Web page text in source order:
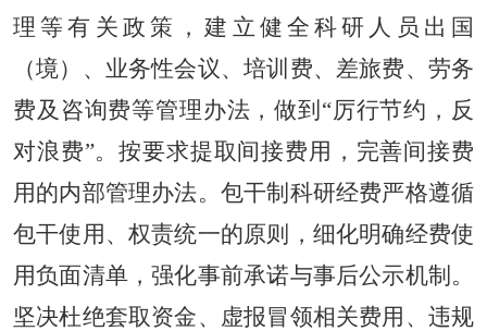
理等有关政策，建立健全科研人员出国
（境）、业务性会议、培训费、差旅费、劳务
费及咨询费等管理办法，做到“厉行节约，反
对浪费”。按要求提取间接费用，完善间接费
用的内部管理办法。包干制科研经费严格遵循
包干使用、权责统一的原则，细化明确经费使
用负面清单，强化事前承诺与事后公示机制。
坚决杜绝套取资金、虚报冒领相关费用、违规